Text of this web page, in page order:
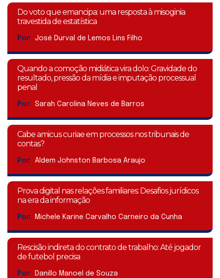
Do voto que emancipa: uma resposta à misoginia
travestida de estatística
Por: José Durval de Lemos Lins Filho
Quando a comoção midiática vira dolo: Gravidade do
resultado, pressão da mídia e imputação processual
penal
Por: Sarah Carolina Neves de Barros
Cabe amicus curiae em processos nos tribunais de
contas?
Por: Aldem Johnston Barbosa Araujo
Prova digital nas relações familiares: Desafios jurídicos
na era da informação
Por: Michele Karine Carvalho Carneiro da Cunha
Rescisão indireta do contrato de trabalho: Até jogador
de futebol precisa
Por: Danillo Manoel de Souza